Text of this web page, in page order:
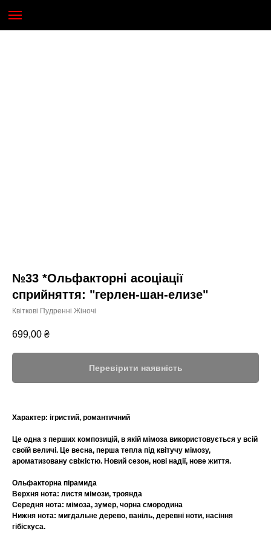
№33 *Ольфакторні асоціації
сприйняття: "герлен-шан-елизе"
Квіткові Пудренні Жіночі
699,00 ₴
Перевірити наявність
Характер: ігристий, романтичний
Це одна з перших композицій, в якій мімоза використовується у всій
своїй величі. Це весна, перша тепла під квітучу мімозу,
ароматизовану свіжістю. Новий сезон, нові надії, нове життя.
Ольфакторна пірамида
Верхня нота: листя мімози, троянда
Середня нота: мімоза, зумер, чорна смородина
Нижня нота: мигдальне дерево, ваніль, деревні ноти, насіння
гібіскуса.